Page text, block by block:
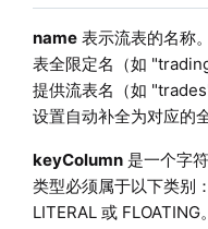
name表示流表的名称
表全限定名（如
提供流表名（如
设置自动补全为对应的
keyColumn是一个字
类型必须属于以下类别
LITERAL 或 FLOATING。